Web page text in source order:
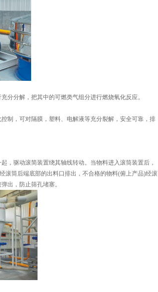
分分解，把其中的可燃类气组分进行燃烧氧化反应。
制，可对隔膜，塑料、电解液等充分裂解，安全可靠，排
，驱动滚简装置绕其轴线转动。当物料进入滚筒装置后，
滚筒后端底部的出料口排出，不合格的物料(俯上产品)经滚
出，防止筛孔堵塞。